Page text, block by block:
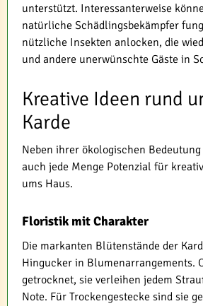
unterstützt. Interessanterweise
natürliche Schädlingsbekämpfer
nützliche Insekten anlocken, die
und andere unerwünschte Gäste in
Kreative Ideen rund
Karde
Neben ihrer ökologischen
auch jede Menge Potenzial für
ums Haus.
Floristik mit Charakter
Die markanten Blütenstände der
Hingucker in Blumenarrangements.
getrocknet, sie verleihen jedem
Note. Für Trockengestecke sind sie